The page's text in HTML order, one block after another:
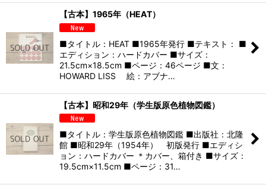
【古本】1965年（HEAT）
■タイトル：HEAT ■1965年発行 ■テキスト： ■
エディション：ハードカバー ■サイズ：
21.5cm×18.5cm ■ページ：46ページ ■文：
HOWARD LISS 絵：アブナ…
【古本】昭和29年（学生版原色植物図鑑）
■タイトル：学生版原色植物図鑑 ■出版社：北隆
館 ■昭和29年（1954年） 初版発行 ■エディシ
ョン：ハードカバー ＊カバー、箱付き ■サイズ：
19.5cm×11.5cm ■ページ：31…